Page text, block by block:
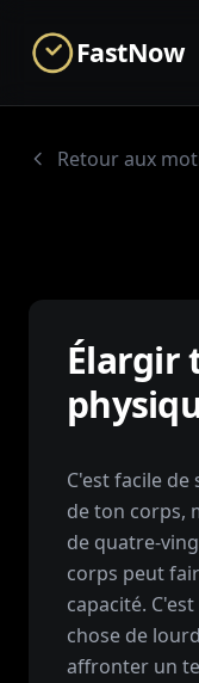
FastNow
Retour aux
Élargir
C'est facile
de ton corps,
de quatre-
corps peut
capacité.
chose de
affronter un